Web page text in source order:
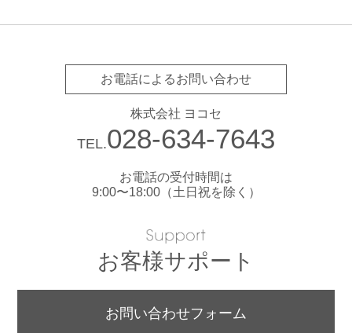
お電話によるお問い合わせ
株式会社 ヨコセ
TEL.028-634-7643
お電話の受付時間は
9:00〜18:00（土日祝を除く）
お客様サポート
お問い合わせフォーム